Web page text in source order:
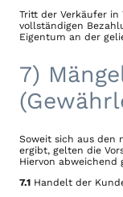
Tritt der Verkäufer
vollständigen
Eigentum an der
7)
Soweit sich aus den
ergibt, gelten die
Hiervon abweichend
7.1 Handelt der